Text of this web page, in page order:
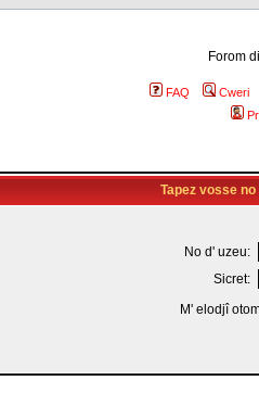
Forom
FAQ
Cweri
Tapez vosse
No d' uzeu:
Sicret:
M' elodjî